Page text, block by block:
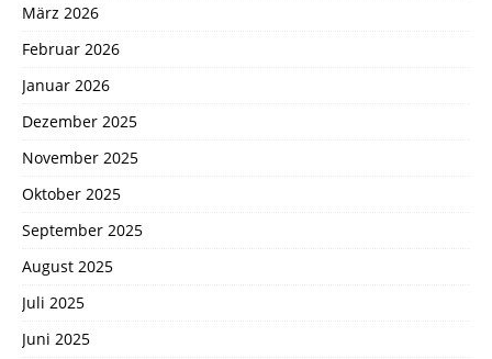
März 2026
Februar 2026
Januar 2026
Dezember 2025
November 2025
Oktober 2025
September 2025
August 2025
Juli 2025
Juni 2025